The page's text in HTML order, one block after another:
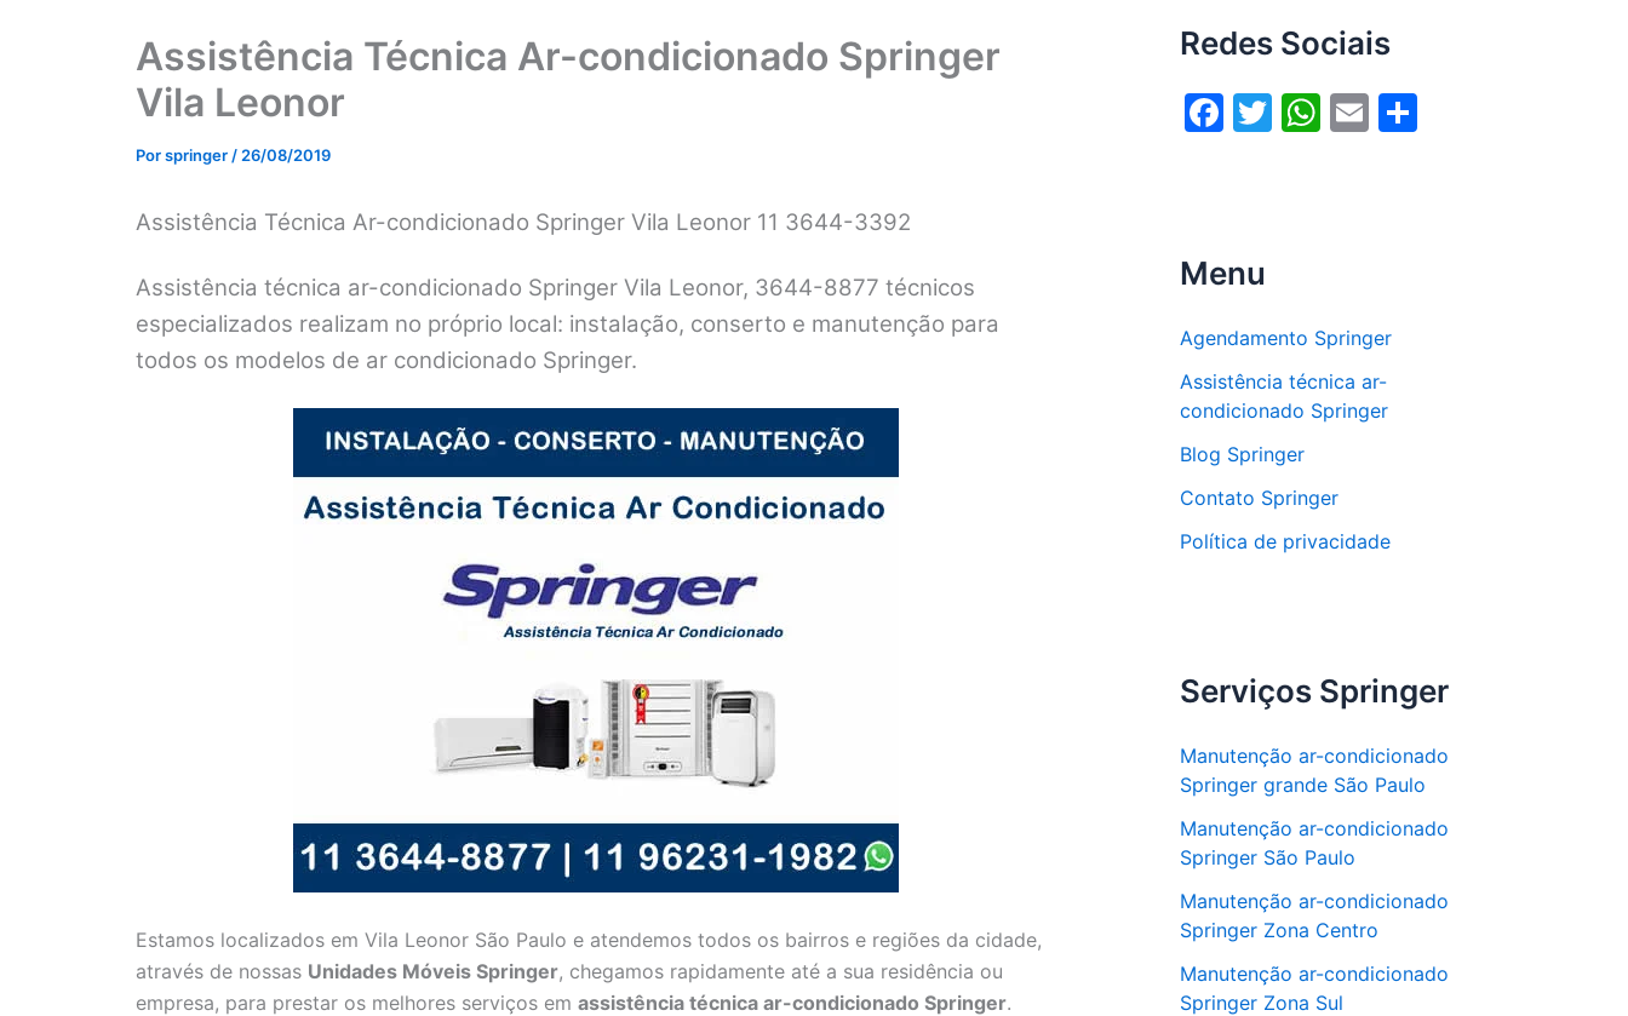
Assistência Técnica Ar-condicionado Springer
Vila Leonor
Porspringer / 26/08/2019
Assistência Técnica Ar-condicionado Springer Vila Leonor 11 3644-3392
Assistência técnica ar-condicionado Springer Vila Leonor, 3644-8877 técnicos
especializados realizam no próprio local: instalação, conserto e manutenção para
todos os modelos de ar condicionado Springer.
Estamos localizados em Vila Leonor São Paulo e atendemos todos os bairros e regiões da cidade,
através de nossas Unidades Móveis Springer, chegamos rapidamente até a sua residência ou
empresa, para prestar os melhores serviços em assistência técnica ar-condicionado Springer.
Redes Sociais
F
b
o
k
T
W
p
E
Menu
Agendamento Springer
Assistência técnica ar-
condicionado Springer
Blog Springer
Contato Springer
Política de privacidade
Serviços Springer
Manutenção ar-condicionado
Springer grande São Paulo
Manutenção ar-condicionado
Springer São Paulo
Manutenção ar-condicionado
Springer Zona Centro
Manutenção ar-condicionado
Springer Zona Sul